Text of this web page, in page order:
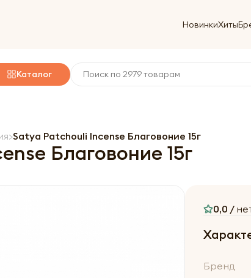
НовинкиХиты
Каталог
Satya Patchouli Incense Благовоние 15г
Благовоние 15г
0,0 /
Бренд